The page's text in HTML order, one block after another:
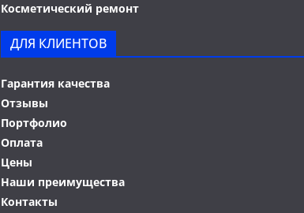
Косметический ремонт
ДЛЯ КЛИЕНТОВ
Гарантия качества
Отзывы
Портфолио
Оплата
Цены
Наши преимущества
Контакты